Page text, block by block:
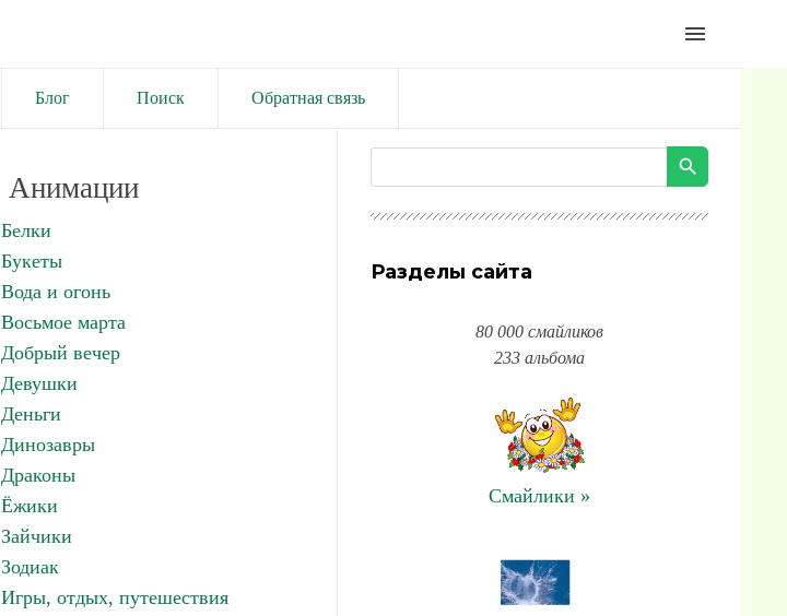
menu
Блог Поиск Обратная связь
Анимации
Белки
Букеты
Вода и огонь
Восьмое марта
Добрый вечер
Девушки
Деньги
Динозавры
Драконы
Ёжики
Зайчики
Зодиак
Игры, отдых, путешествия
Разделы сайта
80 000 смайликов
233 альбома
Смайлики »